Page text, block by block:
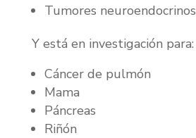
Tumores neuroendocrinos
Y está en investigación para:
Cáncer de pulmón
Mama
Páncreas
Riñón